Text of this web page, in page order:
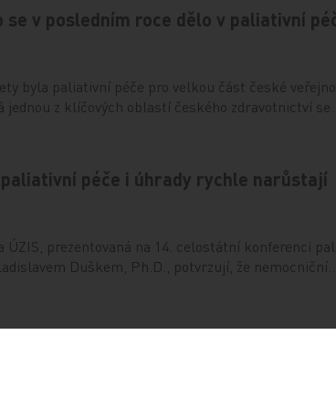
se v posledním roce dělo v paliativní
byla paliativní péče pro velkou část české
jednou z klíčových oblastí českého zdravotnictví se…
péče i úhrady rychle narůstají
ÚZIS, prezentovaná na 14. celostátní konferenci
Duškem, Ph.D., potvrzují, že nemocniční…
a lepší pracovní podmínky bez